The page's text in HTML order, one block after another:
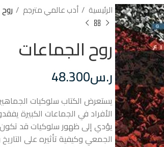
الرئيسية أدب عالمي مترجم
روح الجماعات
ر.س48.300
يستعرض الكتاب سلوكيات
الأفراد في الجماعات الكبيرة
يؤدي إلى ظهور سلوكيات قد
الجمعي وكيفية تأثيره على